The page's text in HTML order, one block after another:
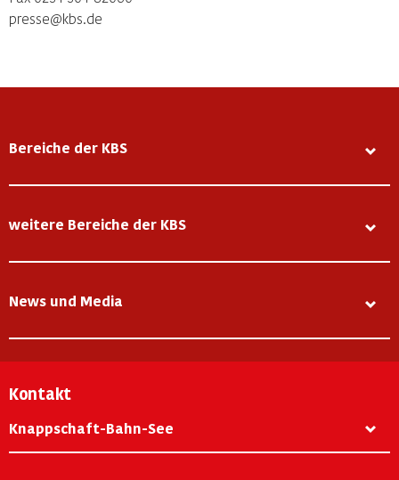
presse@kbs.de
Bereiche der KBS
weitere Bereiche der KBS
News und Media
Kontakt
Knappschaft-Bahn-See